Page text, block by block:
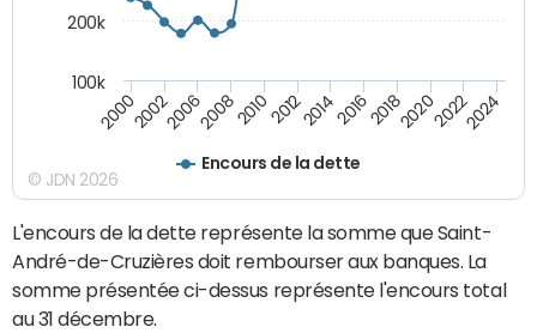
Encours de la dette
200020022006200820102012201420162018202020222024
100k
200k
© JDN 2026
L'encours de la dette représente la somme que Saint-
André-de-Cruzières doit rembourser aux banques. La
somme présentée ci-dessus représente l'encours total
au 31 décembre.